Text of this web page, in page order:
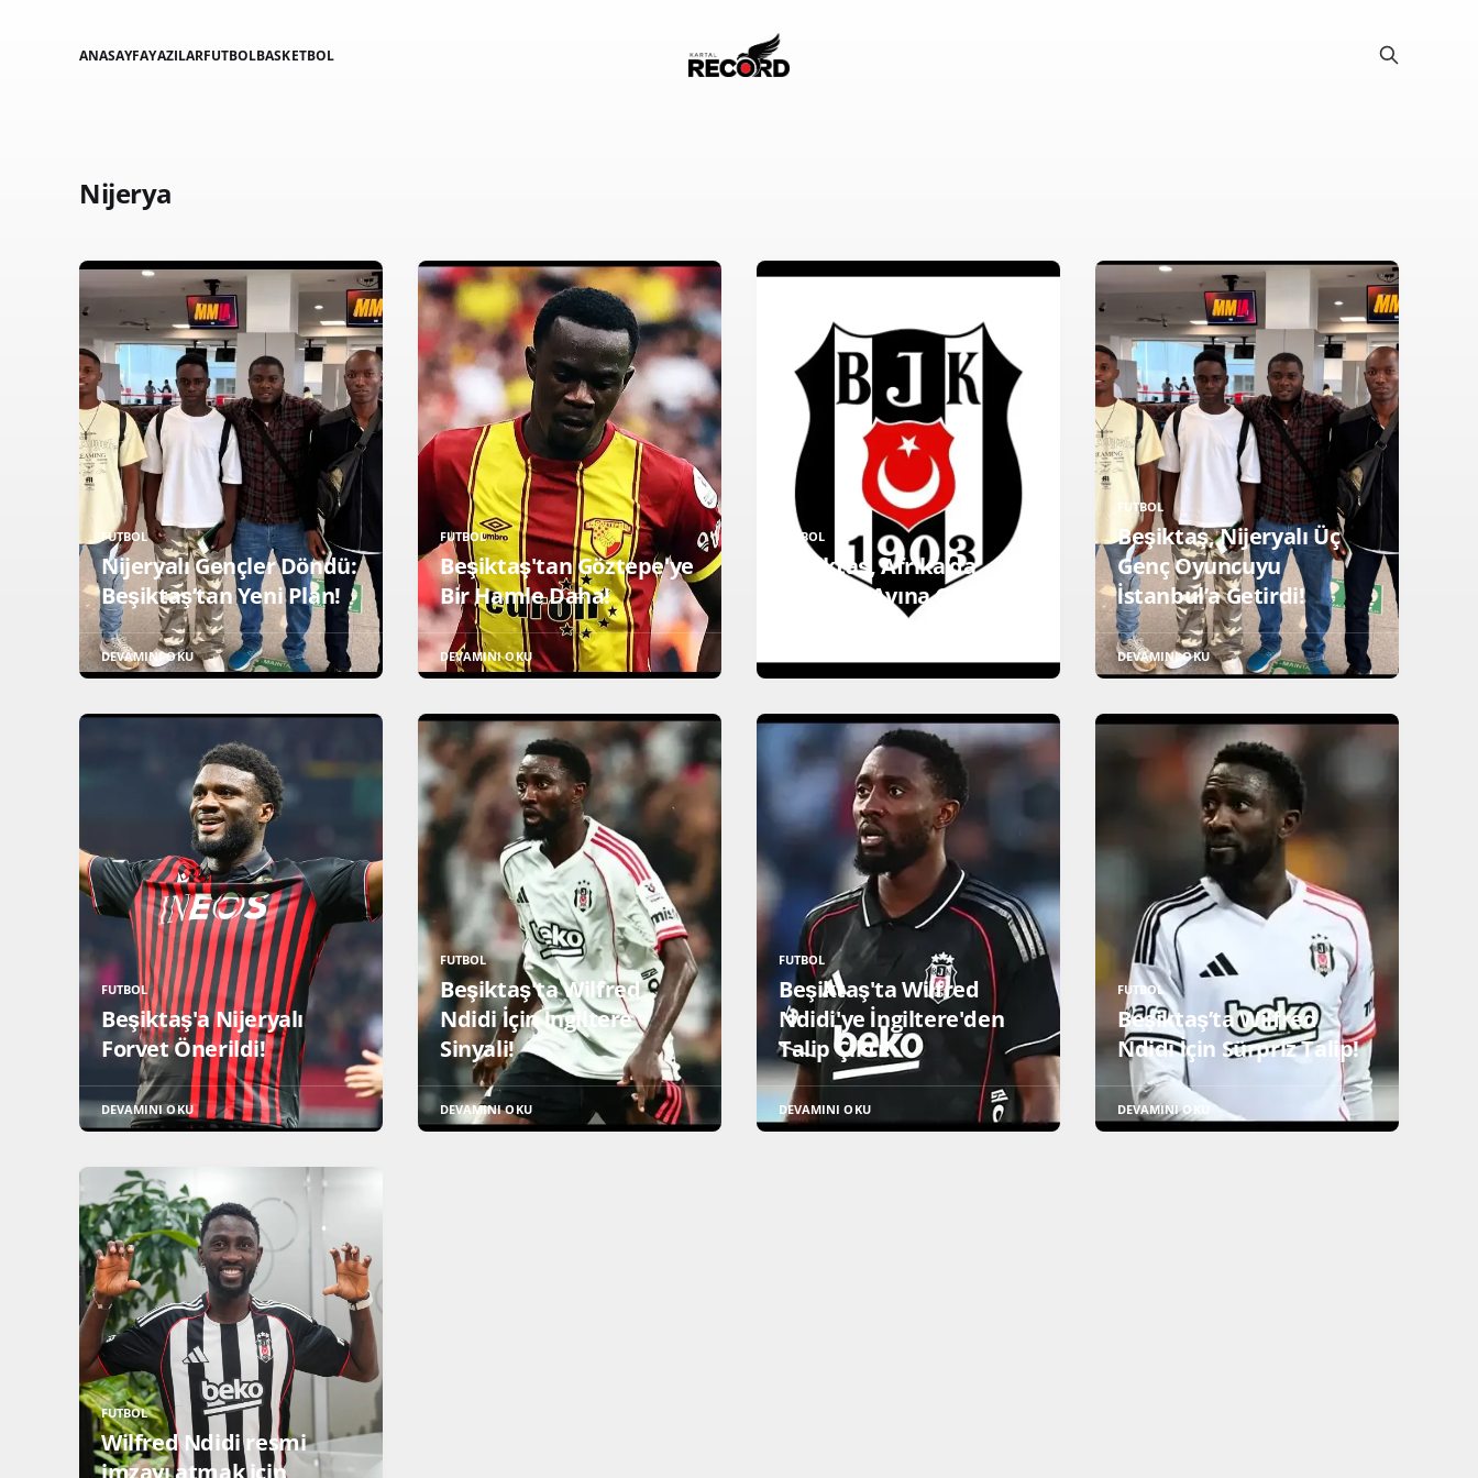
ANASAYFAYAZILARFUTBOLBASKETBOL
Nijerya
FUTBOL
Nijeryalı Gençler Döndü:
Beşiktaş’tan Yeni Plan!
DEVAMINI OKU
FUTBOL
Beşiktaş'tan Göztepe'ye
Bir Hamle Daha!
DEVAMINI OKU
FUTBOL
Beşiktaş, Afrika’da
Yetenek Avına Çıkıyor!
FUTBOL
Beşiktaş, Nijeryalı Üç
Genç Oyuncuyu
İstanbul’a Getirdi!
DEVAMINI OKU
FUTBOL
Beşiktaş'a Nijeryalı
Forvet Önerildi!
DEVAMINI OKU
FUTBOL
Beşiktaş'ta Wilfred
Ndidi İçin İngiltere
Sinyali!
DEVAMINI OKU
FUTBOL
Beşiktaş'ta Wilfred
Ndidi'ye İngiltere'den
Talip Çıktı!
DEVAMINI OKU
FUTBOL
Beşiktaş’ta Wilfred
Ndidi İçin Sürpriz Talip!
DEVAMINI OKU
FUTBOL
Wilfred Ndidi resmi
imzayı atmak için